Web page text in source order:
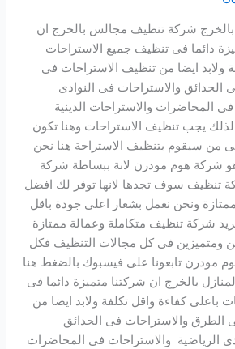
شركة تنظيف مجالس بالخرج ان
دائما فى تنظيف جميع الاستراحات
ولابد ايضا من تنظيف الاستراحات فى
والاستراحات فى النوادى
المحاضرات والاستراحات الدينية
لذلك يجب تنظيف الاستراحات وهنا تكون
من سيقوم بتنظيف الاستراحة هنا نحن
شركة هوم مودرن لانة ببساطة شركة
سوف تجدها لانها توفر لك افضل
ونحن نعمل بشعار اعلى جودة باقل
شركة تنظيف متكاملة وعمالة ممتازة
فى كل مجالات التنظيف فكل
مودرن تابعونا على فيسبوك بالضغط هنا
بالخرج ان شركتنا متميزة دائما فى
باعلى كفاءة واقل تكلفة ولابد ايضا من
والاستراحات فى الحدائق
الرياضية والاستراحات فى المحاضرات